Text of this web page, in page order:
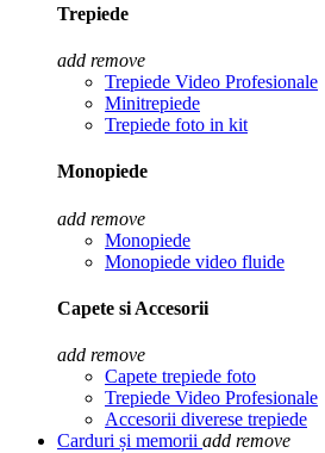
Trepiede
add remove
Trepiede Video Profesionale
Minitrepiede
Trepiede foto in kit
Monopiede
add remove
Monopiede
Monopiede video fluide
Capete si Accesorii
add remove
Capete trepiede foto
Trepiede Video Profesionale
Accesorii diverese trepiede
Carduri și memorii add remove